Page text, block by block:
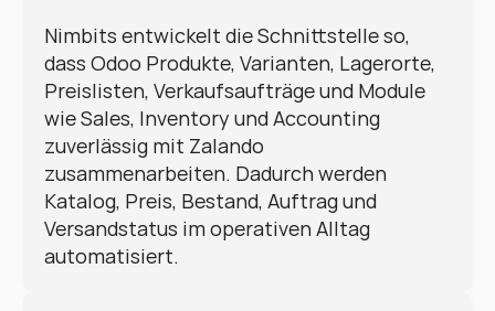
Nimbits entwickelt die Schnittstelle so,
dass Odoo Produkte, Varianten, Lagerorte,
Preislisten, Verkaufsaufträge und Module
wie Sales, Inventory und Accounting
zuverlässig mit Zalando
zusammenarbeiten. Dadurch werden
Katalog, Preis, Bestand, Auftrag und
Versandstatus im operativen Alltag
automatisiert.